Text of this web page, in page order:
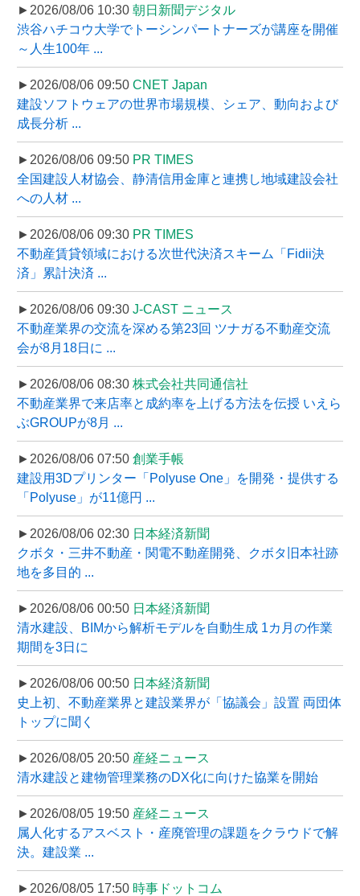
►2026/08/06 10:30 朝日新聞デジタル
渋谷ハチコウ大学でトーシンパートナーズが講座を開催
～人生100年 ...
►2026/08/06 09:50 CNET Japan
建設ソフトウェアの世界市場規模、シェア、動向および
成長分析 ...
►2026/08/06 09:50 PR TIMES
全国建設人材協会、静清信用金庫と連携し地域建設会社
への人材 ...
►2026/08/06 09:30 PR TIMES
不動産賃貸領域における次世代決済スキーム「Fidii決
済」累計決済 ...
►2026/08/06 09:30 J-CAST ニュース
不動産業界の交流を深める第23回 ツナガる不動産交流
会が8月18日に ...
►2026/08/06 08:30 株式会社共同通信社
不動産業界で来店率と成約率を上げる方法を伝授 いえら
ぶGROUPが8月 ...
►2026/08/06 07:50 創業手帳
建設用3Dプリンター「Polyuse One」を開発・提供する
「Polyuse」が11億円 ...
►2026/08/06 02:30 日本経済新聞
クボタ・三井不動産・関電不動産開発、クボタ旧本社跡
地を多目的 ...
►2026/08/06 00:50 日本経済新聞
清水建設、BIMから解析モデルを自動生成 1カ月の作業
期間を3日に
►2026/08/06 00:50 日本経済新聞
史上初、不動産業界と建設業界が「協議会」設置 両団体
トップに聞く
►2026/08/05 20:50 産経ニュース
清水建設と建物管理業務のDX化に向けた協業を開始
►2026/08/05 19:50 産経ニュース
属人化するアスベスト・産廃管理の課題をクラウドで解
決。建設業 ...
►2026/08/05 17:50 時事ドットコム